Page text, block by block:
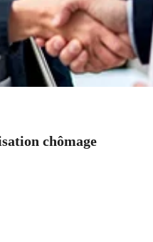
chômage